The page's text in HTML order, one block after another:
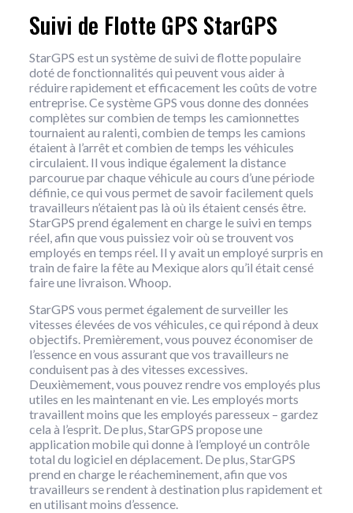
Suivi de Flotte GPS StarGPS
StarGPS est un système de suivi de flotte populaire
doté de fonctionnalités qui peuvent vous aider à
réduire rapidement et efficacement les coûts de votre
entreprise. Ce système GPS vous donne des données
complètes sur combien de temps les camionnettes
tournaient au ralenti, combien de temps les camions
étaient à l’arrêt et combien de temps les véhicules
circulaient. Il vous indique également la distance
parcourue par chaque véhicule au cours d’une période
définie, ce qui vous permet de savoir facilement quels
travailleurs n’étaient pas là où ils étaient censés être.
StarGPS prend également en charge le suivi en temps
réel, afin que vous puissiez voir où se trouvent vos
employés en temps réel. Il y avait un employé surpris en
train de faire la fête au Mexique alors qu’il était censé
faire une livraison. Whoop.
StarGPS vous permet également de surveiller les
vitesses élevées de vos véhicules, ce qui répond à deux
objectifs. Premièrement, vous pouvez économiser de
l’essence en vous assurant que vos travailleurs ne
conduisent pas à des vitesses excessives.
Deuxièmement, vous pouvez rendre vos employés plus
utiles en les maintenant en vie. Les employés morts
travaillent moins que les employés paresseux – gardez
cela à l’esprit. De plus, StarGPS propose une
application mobile qui donne à l’employé un contrôle
total du logiciel en déplacement. De plus, StarGPS
prend en charge le réacheminement, afin que vos
travailleurs se rendent à destination plus rapidement et
en utilisant moins d’essence.